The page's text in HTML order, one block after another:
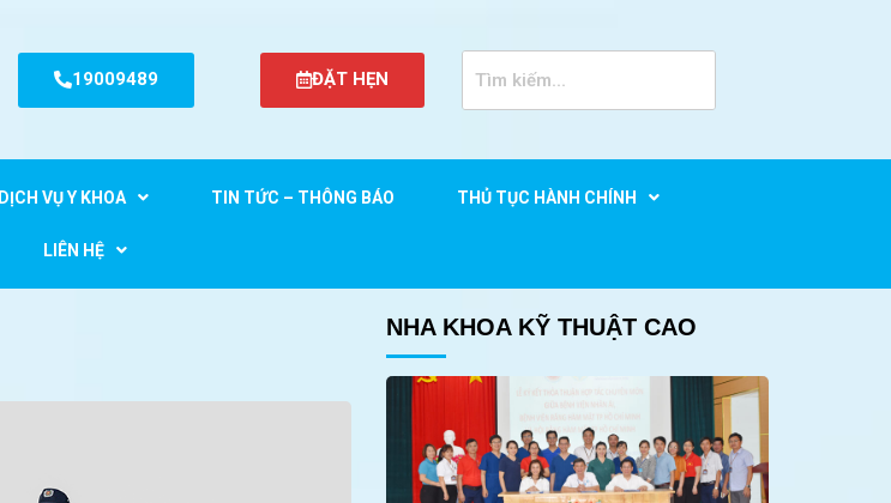
19009489 ĐẶT HẸN
DỊCH VỤ Y KHOA TIN TỨC – THÔNG BÁO THỦ TỤC HÀNH CHÍNH
LIÊN HỆ
NHA KHOA KỸ THUẬT CAO